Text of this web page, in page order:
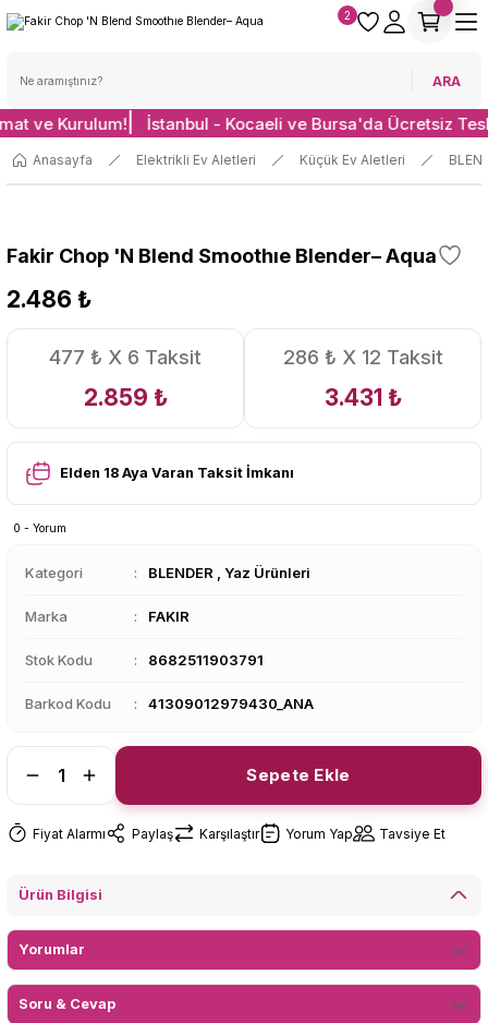
ARA
2
ve Kurulum! İstanbul - Kocaeli ve Bursa'da Ücretsiz
Anasayfa Elektrikli Ev Aletleri Küçük Ev Aletleri
Fakir Chop 'N Blend Smoothıe Blender– Aqua
2.486 ₺
477 ₺ X 6 Taksit
2.859 ₺
286 ₺ X 12 Taksit
3.431 ₺
Elden 18 Aya Varan Taksit İmkanı
0 - Yorum
Kategori BLENDER Yaz Ürünleri
Marka FAKIR
Stok Kodu 8682511903791
Barkod Kodu 41309012979430_ANA
Sepete Ekle
Fiyat Alarmı Paylaş Karşılaştır Yorum Yap Tavsiye Et
Ürün Bilgisi
Yorumlar
Soru & Cevap